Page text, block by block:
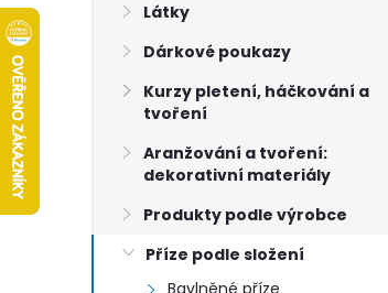
Látky
Dárkové poukazy
Kurzy pletení, háčkování a
tvoření
Aranžování a tvoření:
dekorativní materiály
Produkty podle výrobce
Příze podle složení
Bavlněné příze